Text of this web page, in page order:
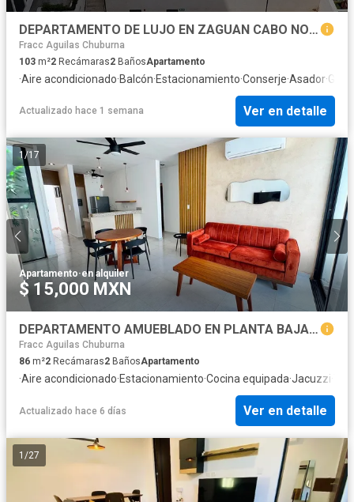
DEPARTAMENTO DE LUJO EN ZAGUAN CABO NORTE AMUEBLADO, MERIDA, YUCATAN.
Fracc Aguilas Chuburna
103 m²2 Recámaras2 BañosApartamento
·Aire acondicionado·Balcón·Estacionamiento·Conserje·Asador·
Actualizado hace 1 semana Ver en detalle
1/17
Apartamento·en alquiler
$ 15,000 MXN
DEPARTAMENTO AMUEBLADO EN PLANTA BAJA, TERRAZA Y ALBERCA | BENITO JUÁREZ NORTE
Fracc Aguilas Chuburna
86 m²2 Recámaras2 BañosApartamento
·Aire acondicionado·Estacionamiento·Cocina equipada·Jacuzzi
Actualizado hace 6 días Ver en detalle
1 /27